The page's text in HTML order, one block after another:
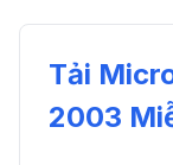
Tải
2003